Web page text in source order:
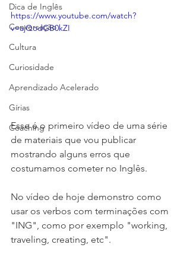
Dica de Inglês
Conversação
Cultura
Curiosidade
Aprendizado Acelerado
Gírias
Coaching
https://www.youtube.com/watch?
v=ajQodGB0kZI
Esse é o primeiro vídeo de uma série
de materiais que vou publicar
mostrando alguns erros que
costumamos cometer no Inglês.
No vídeo de hoje demonstro como
usar os verbos com terminações com
"ING", como por exemplo "working,
traveling, creating, etc".